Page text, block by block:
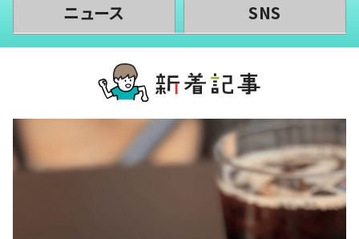
ニュース SNS